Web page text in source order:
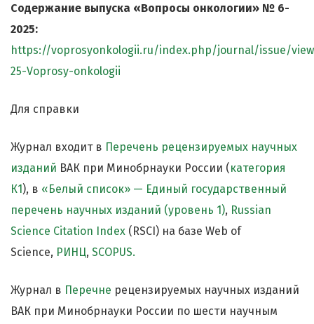
Содержание выпуска «Вопросы онкологии» № 6-
2025:
https://voprosyonkologii.ru/index.php/journal/issue/
25-Voprosy-onkologii
Для справки
Журнал входит в Перечень рецензируемых научных
изданий ВАК при Минобрнауки России (категория
К1), в «Белый список» — Единый государственный
перечень научных изданий (уровень 1), Russian
Science Citation Index (RSCI) на базе Web of
Science, РИНЦ, SCOPUS.
Журнал в Перечне рецензируемых научных изданий
ВАК при Минобрнауки России по шести научным